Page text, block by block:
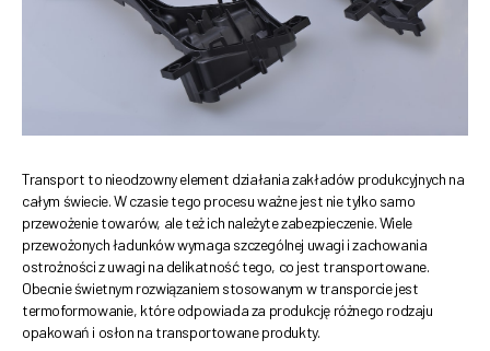
Transport to nieodzowny element działania zakładów produkcyjnych na
całym świecie. W czasie tego procesu ważne jest nie tylko samo
przewożenie towarów, ale też ich należyte zabezpieczenie. Wiele
przewożonych ładunków wymaga szczególnej uwagi i zachowania
ostrożności z uwagi na delikatność tego, co jest transportowane.
Obecnie świetnym rozwiązaniem stosowanym w transporcie jest
termoformowanie, które odpowiada za produkcję różnego rodzaju
opakowań i osłon na transportowane produkty.